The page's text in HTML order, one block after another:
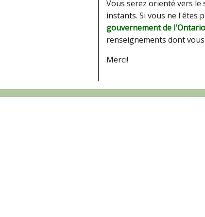
Vous serez orienté vers le
instants. Si vous ne l'êtes
gouvernement de l'Ontario
renseignements dont
Merci!